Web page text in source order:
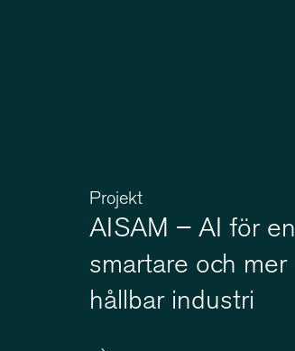
Projekt
AISAM – AI för en
smartare och mer
hållbar industri